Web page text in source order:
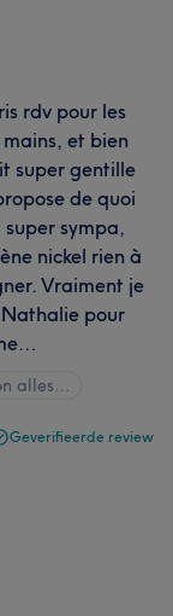
rdv pour les
et bien
super gentille
de quoi
super sympa,
nickel rien à
Vraiment je
pour
alles…
Geverifieerde review